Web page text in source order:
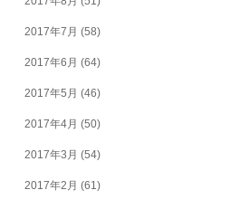
2017年7月 (58)
2017年6月 (64)
2017年5月 (46)
2017年4月 (50)
2017年3月 (54)
2017年2月 (61)